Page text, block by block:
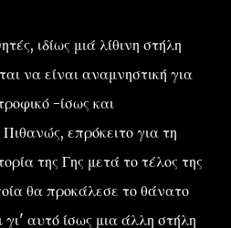
ιδίως μιά λίθινη στήλη
να είναι αναμνηστική για
-ίσως και
επρόκειτο για τη
της Γης μετά το τέλος της
θα προκάλεσε το θάνατο
αυτό ίσως μια άλλη στήλη